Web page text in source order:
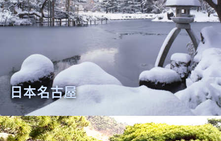
日本名古屋